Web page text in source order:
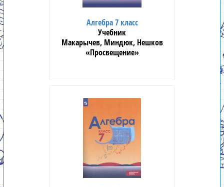
Алгебра 7 класс
Учебник
Макарычев, Миндюк, Нешков
«Просвещение»